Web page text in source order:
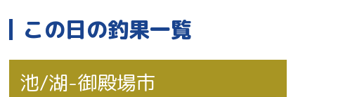
この日の釣果一覧
池/湖-御殿場市